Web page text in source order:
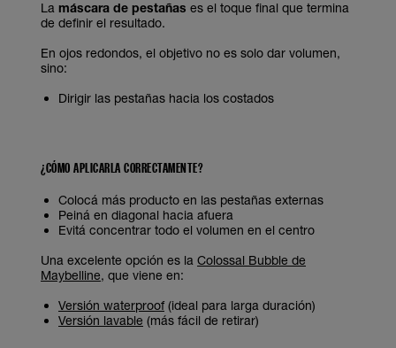
La máscara de pestañas es el toque final que termina
de definir el resultado.
En ojos redondos, el objetivo no es solo dar volumen,
sino:
Dirigir las pestañas hacia los costados
¿CÓMO APLICARLA CORRECTAMENTE?
Colocá más producto en las pestañas externas
Peiná en diagonal hacia afuera
Evitá concentrar todo el volumen en el centro
Una excelente opción es la Colossal Bubble de
Maybelline, que viene en:
Versión waterproof (ideal para larga duración)
Versión lavable (más fácil de retirar)